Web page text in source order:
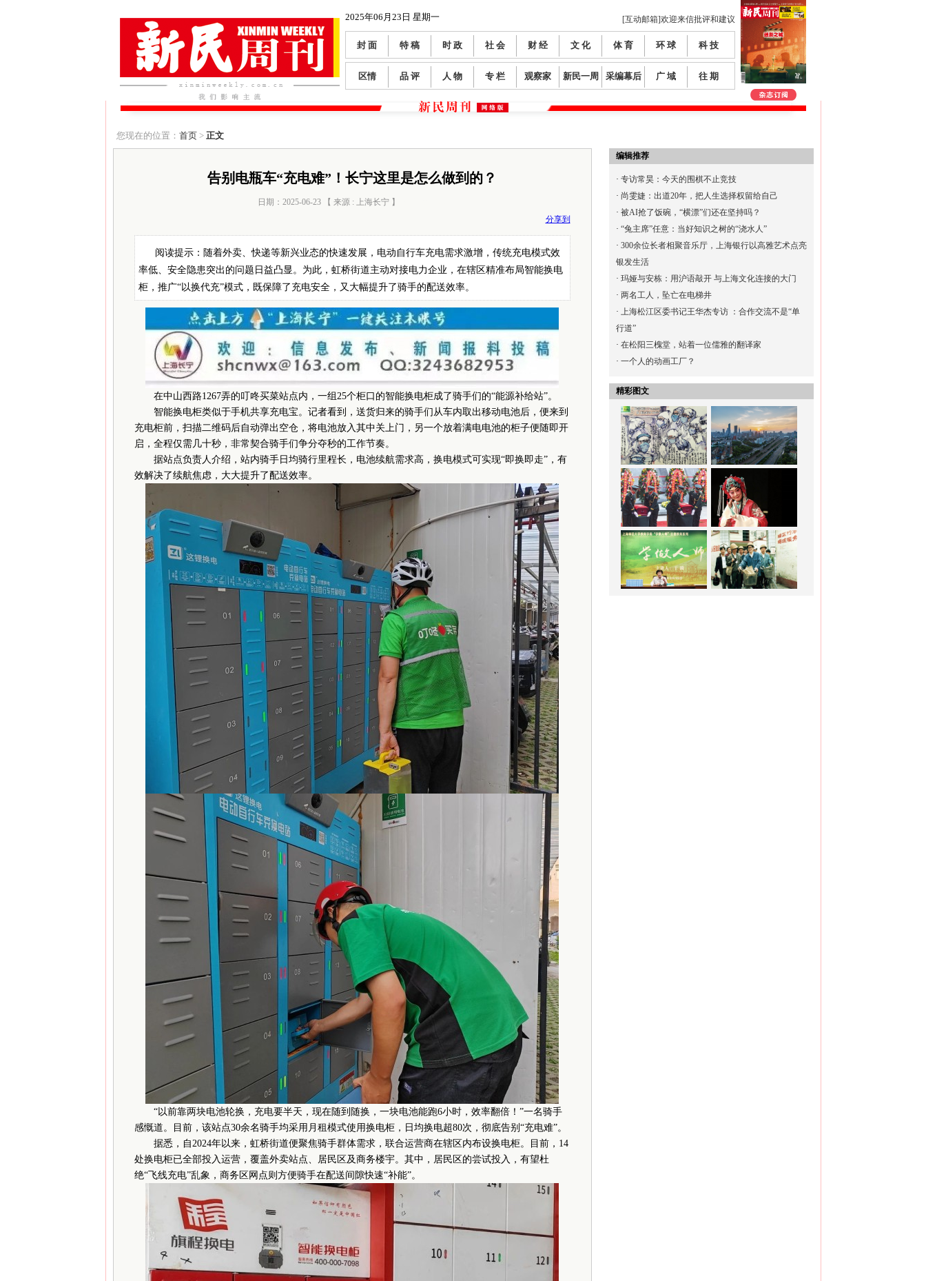
2025年06月23日 星期一 [互动邮箱]欢迎来信批评和建议
封 面 特 稿 时 政 社 会 财 经 文 化 体 育 环 球 科 技
区情 品 评 人 物 专 栏 观察家 新民一周 采编幕后 广 域 往 期
您现在的位置： 首页> 正文
告别电瓶车“充电难”！长宁这里是怎么做到的？
日期：2025-06-23 【 来源 : 上海长宁 】
分享到
阅读提示：随着外卖、快递等新兴业态的快速发展，电动自行车充电需求激增，传统充电模式效
率低、安全隐患突出的问题日益凸显。为此，虹桥街道主动对接电力企业，在辖区精准布局智能换电
柜，推广“以换代充”模式，既保障了充电安全，又大幅提升了骑手的配送效率。
在中山西路1267弄的叮咚买菜站点内，一组25个柜口的智能换电柜成了骑手们的“能源补给站”。
智能换电柜类似于手机共享充电宝。记者看到，送货归来的骑手们从车内取出移动电池后，便来到
充电柜前，扫描二维码后自动弹出空仓，将电池放入其中关上门，另一个放着满电电池的柜子便随即开
启，全程仅需几十秒，非常契合骑手们争分夺秒的工作节奏。
据站点负责人介绍，站内骑手日均骑行里程长，电池续航需求高，换电模式可实现“即换即走”，有
效解决了续航焦虑，大大提升了配送效率。
“以前靠两块电池轮换，充电要半天，现在随到随换，一块电池能跑6小时，效率翻倍！”一名骑手
感慨道。目前，该站点30余名骑手均采用月租模式使用换电柜，日均换电超80次，彻底告别“充电难”。
据悉，自2024年以来，虹桥街道便聚焦骑手群体需求，联合运营商在辖区内布设换电柜。目前，14
处换电柜已全部投入运营，覆盖外卖站点、居民区及商务楼宇。其中，居民区的尝试投入，有望杜
绝“飞线充电”乱象，商务区网点则方便骑手在配送间隙快速“补能”。
编辑推荐
· 专访常昊：今天的围棋不止竞技
· 尚雯婕：出道20年，把人生选择权留给自己
· 被AI抢了饭碗，“横漂”们还在坚持吗？
· “兔主席”任意：当好知识之树的“浇水人”
· 300余位长者相聚音乐厅，上海银行以高雅艺术点亮
银发生活
· 玛娅与安栋：用沪语敲开 与上海文化连接的大门
· 两名工人，坠亡在电梯井
· 上海松江区委书记王华杰专访 ：合作交流不是“单
行道”
· 在松阳三槐堂，站着一位儒雅的翻译家
· 一个人的动画工厂？
精彩图文